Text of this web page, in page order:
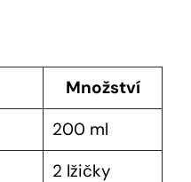
Množství
200 ml
2 lžičky